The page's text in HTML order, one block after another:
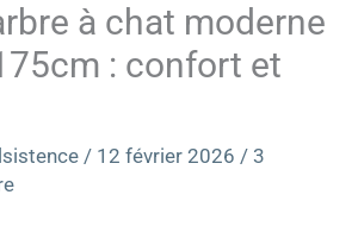
à chat moderne
: confort et
/ 12 février 2026 / 3